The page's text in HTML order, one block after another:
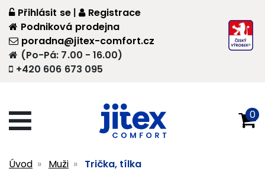
+420 606 673 095
(Po-Pá: 7.00 - 16.00)
poradna@jitex-comfort.cz
Přihlásit se |
Registrace
Podniková prodejna
0
Úvod Muži Trička, tílka